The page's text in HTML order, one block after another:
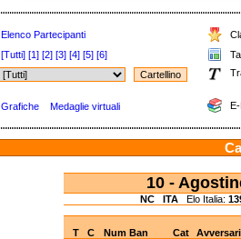
Elenco Partecipanti
[Tutti] [1] [2] [3] [4] [5] [6]
Grafiche Medaglie virtuali
10 -
NC ITAElo Italia:
T C NumBan Cat